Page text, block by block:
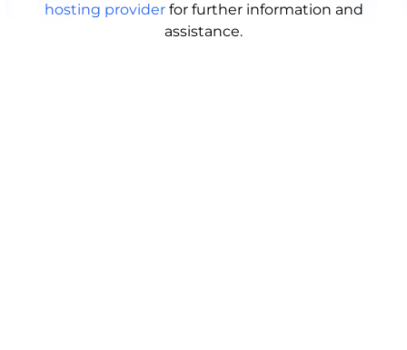
hosting provider for further information and
assistance.